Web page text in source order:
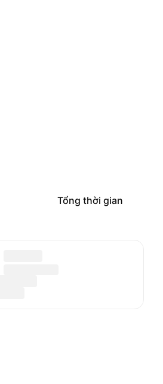
Tổng thời gian